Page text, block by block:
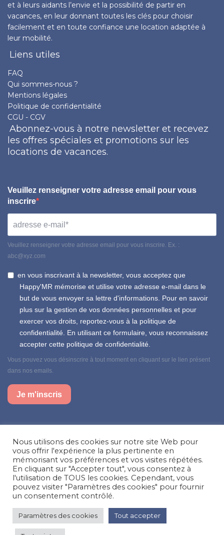
et à leurs aidants l’envie et la possibilité de partir en
vacances, en leur donnant toutes les clés pour choisir
facilement et en toute confiance une location adaptée à
leur mobilité.
Liens utiles
FAQ
Qui sommes-nous ?
Mentions légales
Politique de confidentialité
CGU - CGV
Abonnez-vous à notre newsletter et recevez
les offres spéciales et promotions sur les
locations de vacances.
Veuillez renseigner votre adresse email pour vous
inscrire
Veuillez renseigner votre adresse email pour vous inscrire. Ex. :
abc@xyz.com
en vous inscrivant à la newsletter, vous acceptez que
Happy'MR mémorise et utilise votre adresse e-mail dans le
but de vous envoyer sa lettre d'informations. Pour en savoir
plus sur la gestion de vos données personnelles et pour
exercer vos droits, reportez-vous à la politique de
confidentialité. En utilisant ce formulaire, vous reconnaissez
accepter cette politique de confidentialité.
Vous pouvez vous désinscrire à tout moment en cliquant sur le lien présent
dans nos emails.
Je m'inscris
Facebook
Instagram
LinkedIn
Besoin d’aide, une question ?
Nous contacter
Nous utilisons des cookies sur notre site Web pour
vous offrir l'expérience la plus pertinente en
mémorisant vos préférences et vos visites répétées.
En cliquant sur "Accepter tout", vous consentez à
l'utilisation de TOUS les cookies. Cependant, vous
pouvez visiter "Paramètres des cookies" pour fournir
un consentement contrôlé.
Paramètres des cookies Tout accepter